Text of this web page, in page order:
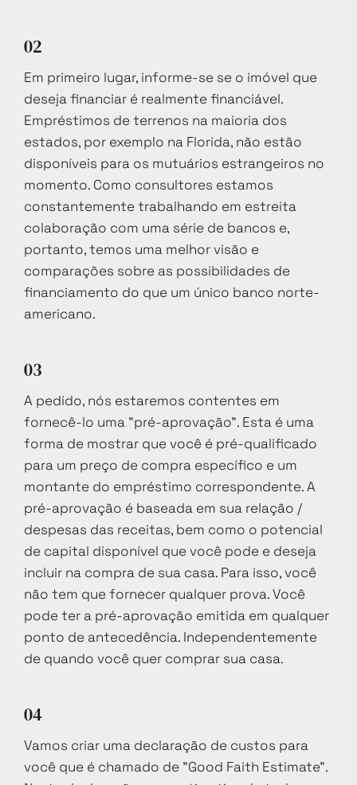
02
Em primeiro lugar, informe-se se o imóvel que
deseja financiar é realmente financiável.
Empréstimos de terrenos na maioria dos
estados, por exemplo na Florida, não estão
disponíveis para os mutuários estrangeiros no
momento. Como consultores estamos
constantemente trabalhando em estreita
colaboração com uma série de bancos e,
portanto, temos uma melhor visão e
comparações sobre as possibilidades de
financiamento do que um único banco norte-
americano.
03
A pedido, nós estaremos contentes em
fornecê-lo uma "pré-aprovação". Esta é uma
forma de mostrar que você é pré-qualificado
para um preço de compra específico e um
montante do empréstimo correspondente. A
pré-aprovação é baseada em sua relação /
despesas das receitas, bem como o potencial
de capital disponível que você pode e deseja
incluir na compra de sua casa. Para isso, você
não tem que fornecer qualquer prova. Você
pode ter a pré-aprovação emitida em qualquer
ponto de antecedência. Independentemente
de quando você quer comprar sua casa.
04
Vamos criar uma declaração de custos para
você que é chamado de "Good Faith Estimate".